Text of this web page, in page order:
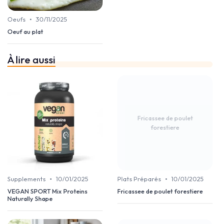
Oeufs • 30/11/2025
Oeuf au plat
À lire aussi
Supplements • 10/01/2025
VEGAN SPORT Mix Proteins
Naturally Shape
Fricassee de poulet
forestiere
Plats Préparés • 10/01/2025
Fricassee de poulet forestiere